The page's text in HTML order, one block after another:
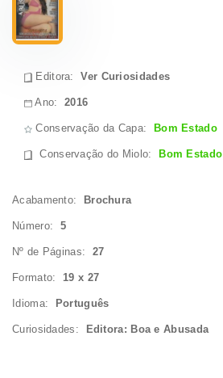
Editora:Ver Curiosidades
Ano:2016
Conservação da Capa: Bom Estado
Conservação do Miolo: Bom Estado
Acabamento: Brochura
Número: 5
Nº de Páginas: 27
Formato: 19 x 27
Idioma: Português
Curiosidades: Editora: Boa e Abusada